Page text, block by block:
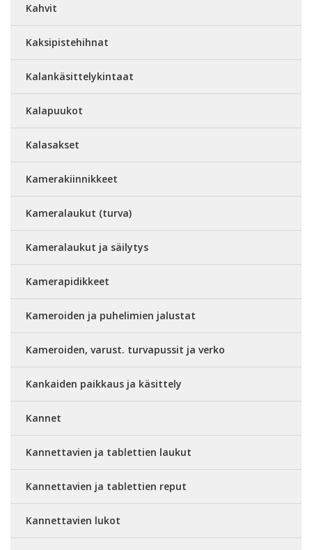
Kahvit
Kaksipistehihnat
Kalankäsittelykintaat
Kalapuukot
Kalasakset
Kamerakiinnikkeet
Kameralaukut (turva)
Kameralaukut ja säilytys
Kamerapidikkeet
Kameroiden ja puhelimien jalustat
Kameroiden, varust. turvapussit ja verko
Kankaiden paikkaus ja käsittely
Kannet
Kannettavien ja tablettien laukut
Kannettavien ja tablettien reput
Kannettavien lukot